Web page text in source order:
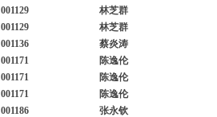
001129
林芝群
001129
林芝群
001136
蔡炎涛
001171
陈逸伦
001171
陈逸伦
001171
陈逸伦
001186
张永钦